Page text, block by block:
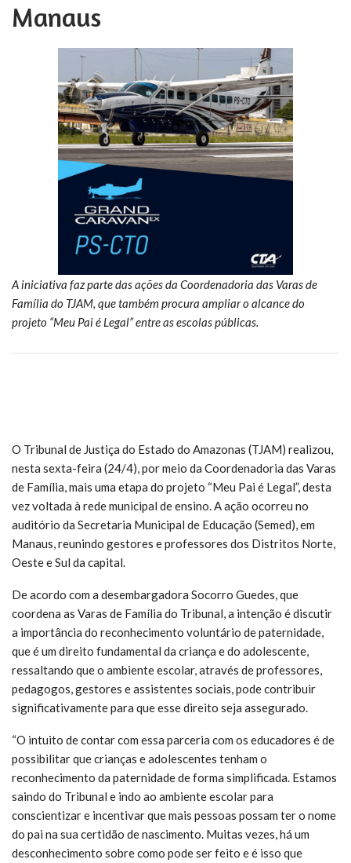
Manaus
A iniciativa faz parte das ações da Coordenadoria das Varas de
Família do TJAM, que também procura ampliar o alcance do
projeto “Meu Pai é Legal” entre as escolas públicas.
O Tribunal de Justiça do Estado do Amazonas (TJAM) realizou,
nesta sexta-feira (24/4), por meio da Coordenadoria das Varas
de Família, mais uma etapa do projeto “Meu Pai é Legal”, desta
vez voltada à rede municipal de ensino. A ação ocorreu no
auditório da Secretaria Municipal de Educação (Semed), em
Manaus, reunindo gestores e professores dos Distritos Norte,
Oeste e Sul da capital.
De acordo com a desembargadora Socorro Guedes, que
coordena as Varas de Família do Tribunal, a intenção é discutir
a importância do reconhecimento voluntário de paternidade,
que é um direito fundamental da criança e do adolescente,
ressaltando que o ambiente escolar, através de professores,
pedagogos, gestores e assistentes sociais, pode contribuir
significativamente para que esse direito seja assegurado.
“O intuito de contar com essa parceria com os educadores é de
possibilitar que crianças e adolescentes tenham o
reconhecimento da paternidade de forma simplificada. Estamos
saindo do Tribunal e indo ao ambiente escolar para
conscientizar e incentivar que mais pessoas possam ter o nome
do pai na sua certidão de nascimento. Muitas vezes, há um
desconhecimento sobre como pode ser feito e é isso que